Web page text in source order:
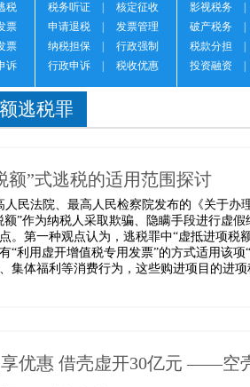
税
票
票
诉
税务听证
核定征收
申请退税
发票管理
纳税担保
行政强制
行政申诉
税收优惠
影视税务
破产税务
税款分担
投资融资
逃税罪
额”式逃税的适用范围探讨
民法院、最高人民检察院发布的《关于办
额”作为纳税人采取欺骗、隐瞒手段进行虚
。第一种观点认为，逃税罪中“虚抵进项
“利用虚开增值税专用发票”的方式适用该
集体福利等消费行为，这些购进项目的进
优惠 借壳虚开30亿元 ——空